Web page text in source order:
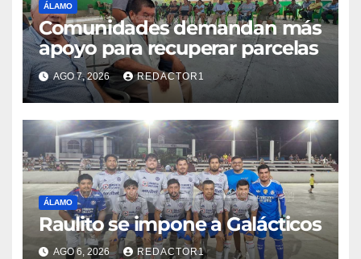
ÁLAMO
Comunidades demandan más
apoyo para recuperar parcelas
AGO 7, 2026 REDACTOR1
ÁLAMO
Raulito se impone a Galácticos
AGO 6, 2026 REDACTOR1